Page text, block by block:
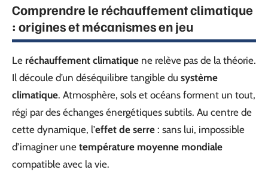
Comprendre le réchauffement climatique
: origines et mécanismes en jeu
Le réchauffement climatique ne relève pas de la théorie.
Il découle d’un déséquilibre tangible du système
climatique. Atmosphère, sols et océans forment un tout,
régi par des échanges énergétiques subtils. Au centre de
cette dynamique, l’effet de serre : sans lui, impossible
d’imaginer une température moyenne mondiale
compatible avec la vie.